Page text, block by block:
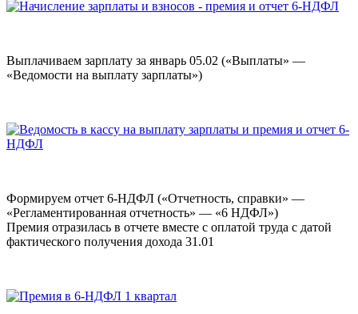
Выплачиваем зарплату за январь 05.02 («Выплаты» —
«Ведомости на выплату зарплаты»)
Формируем отчет 6-НДФЛ («Отчетность, справки» —
«Регламентированная отчетность» — «6 НДФЛ»)
Премия отразилась в отчете вместе с оплатой труда с датой
фактического получения дохода 31.01